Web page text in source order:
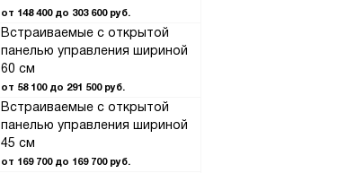
от 148 400 до 303 600 руб.
Встраиваемые с открытой
панелью управления шириной
60 см
от 58 100 до 291 500 руб.
Встраиваемые с открытой
панелью управления шириной
45 см
от 169 700 до 169 700 руб.